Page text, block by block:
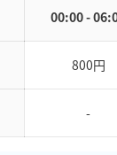
00:00 -
800円
-